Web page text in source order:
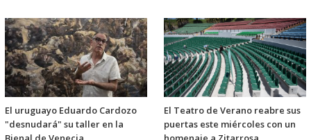
El uruguayo Eduardo Cardozo
"desnudará" su taller en la
El Teatro de Verano reabre sus
puertas este miércoles con un